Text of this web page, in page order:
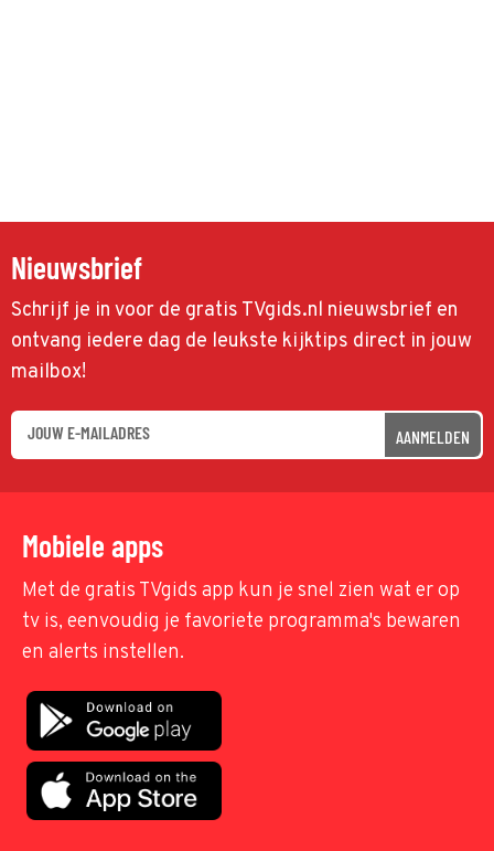
Nieuwsbrief
Schrijf je in voor de gratis TVgids.nl nieuwsbrief en
ontvang iedere dag de leukste kijktips direct in jouw
mailbox!
AANMELDEN
Mobiele apps
Met de gratis TVgids app kun je snel zien wat er op
tv is, eenvoudig je favoriete programma's bewaren
en alerts instellen.